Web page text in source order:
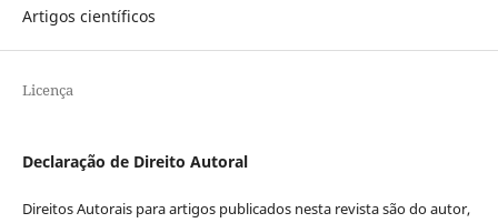
Artigos científicos
Licença
Declaração de Direito Autoral
Direitos Autorais para artigos publicados nesta revista são do autor,